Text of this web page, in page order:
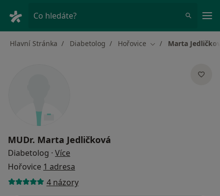
Co hledáte?
Hlavní Stránka Diabetolog Hořovice Změna města
Marta
MUDr. Marta Jedličková
Diabetolog · Více
Hořovice 1 adresa
4 názory